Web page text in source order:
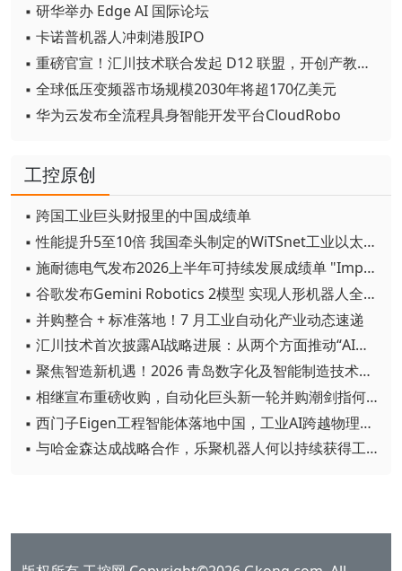
▪ 研华举办 Edge AI 国际论坛
▪ 卡诺普机器人冲刺港股IPO
▪ 重磅官宣！汇川技术联合发起 D12 联盟，开创产教融合新范式
▪ 全球低压变频器市场规模2030年将超170亿美元
▪ 华为云发布全流程具身智能开发平台CloudRobo
工控原创
▪ 跨国工业巨头财报里的中国成绩单
▪ 性能提升5至10倍 我国牵头制定的WiTSnet工业以太网国际标准正式发布
▪ 施耐德电气发布2026上半年可持续发展成绩单 "Impact 2030"路线图开局稳健
▪ 谷歌发布Gemini Robotics 2模型 实现人形机器人全身智能控制突破
▪ 并购整合 + 标准落地！7 月工业自动化产业动态速递
▪ 汇川技术首次披露AI战略进展：从两个方面推动“AI业务化”落地
▪ 聚焦智造新机遇！2026 青岛数字化及智能制造技术论坛圆满落幕
▪ 相继宣布重磅收购，自动化巨头新一轮并购潮剑指何方？
▪ 西门子Eigen工程智能体落地中国，工业AI跨越物理世界“确定性”拐点
▪ 与哈金森达成战略合作，乐聚机器人何以持续获得工业巨头青睐？